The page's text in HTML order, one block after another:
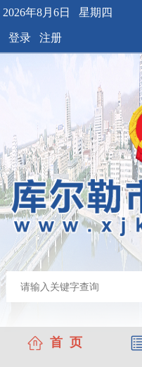
2026年8月6日 星期四
登录 注册
首 页